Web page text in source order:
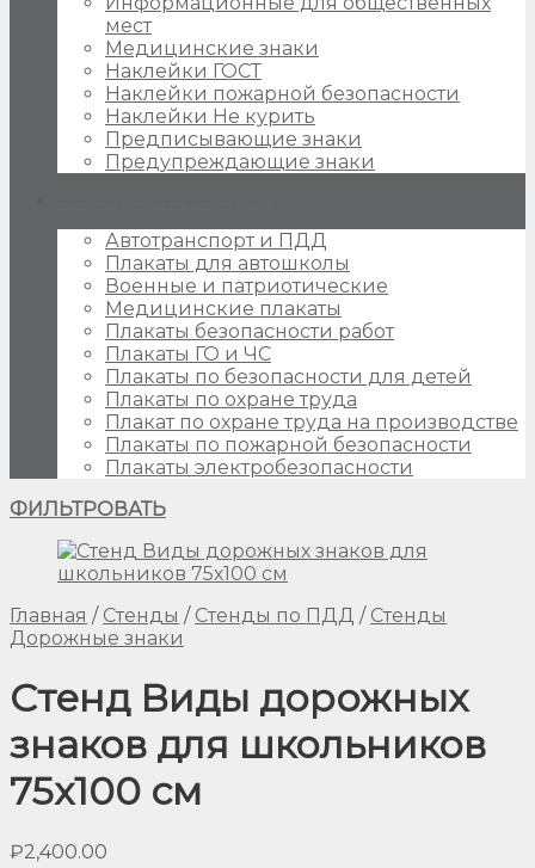
мест
Медицинские знаки
Наклейки ГОСТ
Наклейки пожарной безопасности
Наклейки Не курить
Предписывающие знаки
Предупреждающие знаки
Автотранспорт и ПДД
Плакаты для автошколы
Военные и патриотические
Медицинские плакаты
Плакаты безопасности работ
Плакаты ГО и ЧС
Плакаты по безопасности для детей
Плакаты по охране труда
Плакат по охране труда на производстве
Плакаты по пожарной безопасности
Плакаты электробезопасности
ФИЛЬТРОВАТЬ
Главная / Стенды / Стенды по ПДД / Стенды
Дорожные знаки
Стенд Виды дорожных
знаков для школьников
75х100 см
₽2,400.00